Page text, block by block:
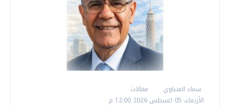
سماء المنياوي
مقالات
الأربعاء، 05 اغسطس 2026 12:00 م